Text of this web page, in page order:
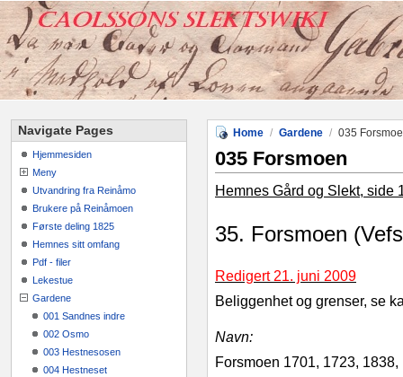
Navigate Pages
Hjemmesiden
Meny
Utvandring fra Reinåmo
Brukere på Reinåmoen
Første deling 1825
Hemnes sitt omfang
Pdf - filer
Lekestue
Gardene
001 Sandnes indre
002 Osmo
003 Hestnesosen
004 Hestneset
Home / Gardene / 035
035 Forsmoen
Hemnes Gård og Slekt, side
35. Forsmoen
Redigert 21. juni 2009
Beliggenhet og grenser, se
Navn:
Forsmoen 1701, 1723,